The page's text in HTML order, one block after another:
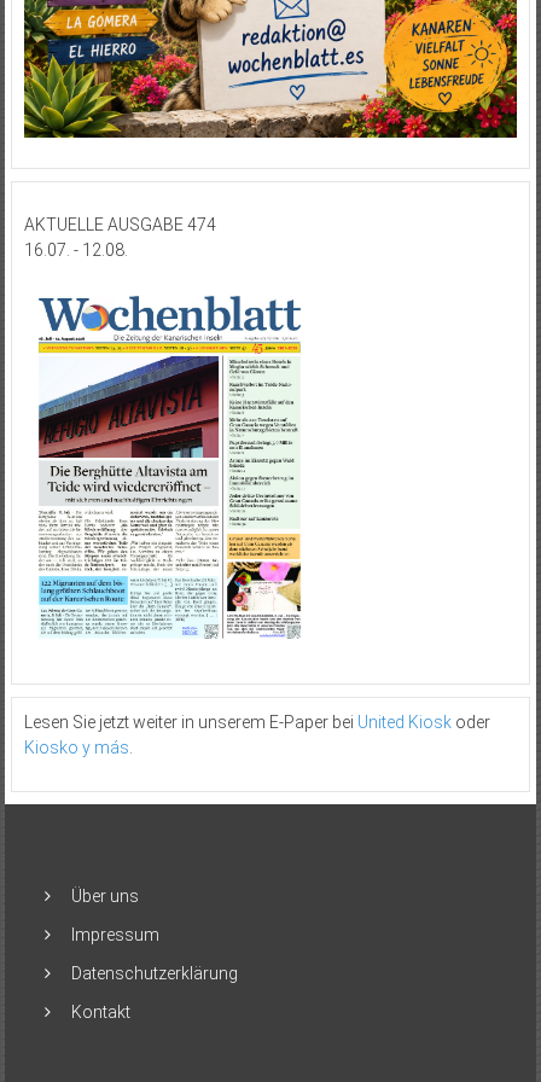
AKTUELLE AUSGABE 474
16.07. - 12.08.
Lesen Sie jetzt weiter in unserem E-Paper bei United Kioskoder
Kiosko y más
Über uns
Impressum
Datenschutzerklärung
Kontakt